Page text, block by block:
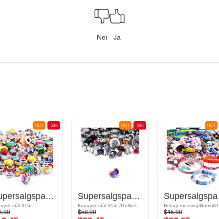
Nei Ja
-50%
HOT
Supersalgspakke Perler for armbånd
stål 316L
-50%
HOT
Supersalgspakke Tunnel
$58,90
HOT
$45,90